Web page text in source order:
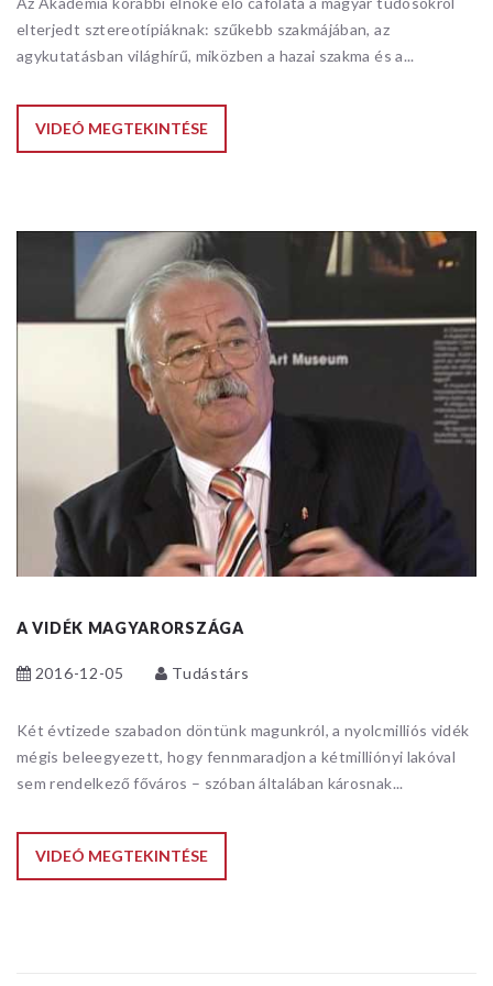
elterjedt sztereotípiáknak: szűkebb szakmájában, az
agykutatásban világhírű, miközben a hazai szakma és a...
VIDEÓ MEGTEKINTÉSE
A VIDÉK MAGYARORSZÁGA
2016-12-05 Tudástárs
Két évtizede szabadon döntünk magunkról, a nyolcmilliós vidék
mégis beleegyezett, hogy fennmaradjon a kétmilliónyi lakóval
sem rendelkező főváros – szóban általában károsnak...
VIDEÓ MEGTEKINTÉSE